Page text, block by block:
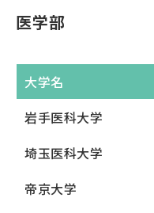
医学部
大学名
岩手医科大学
埼玉医科大学
帝京大学